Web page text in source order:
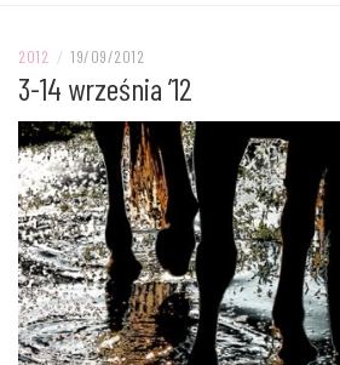
2012 / 19/09/2012
3-14 września ’12